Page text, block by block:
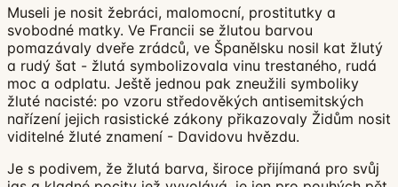
Museli je nosit žebráci, malomocní, prostitutky a
svobodné matky. Ve Francii se žlutou barvou
pomazávaly dveře zrádců, ve Španělsku nosil kat žlutý
a rudý šat - žlutá symbolizovala vinu trestaného, rudá
moc a odplatu. Ještě jednou pak zneužili symboliky
žluté nacisté: po vzoru středověkých antisemitských
nařízení jejich rasistické zákony přikazovaly Židům nosit
viditelné žluté znamení - Davidovu hvězdu.
Je s podivem, že žlutá barva, široce přijímaná pro svůj